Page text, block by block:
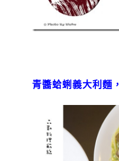
青醬蛤蜊義大利麵，